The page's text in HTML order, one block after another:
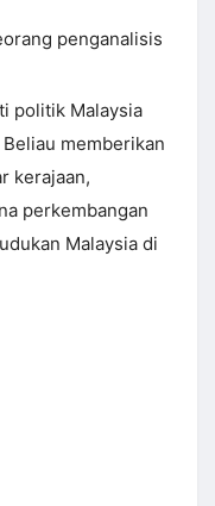
penganalisis
politik Malaysia
memberikan
kerajaan,
perkembangan
Malaysia di